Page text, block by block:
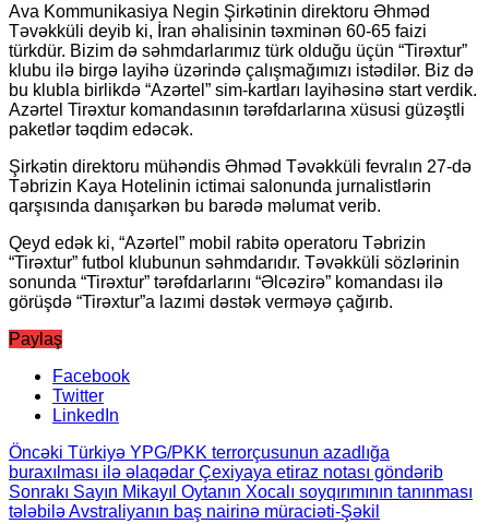
Ava Kommunikasiya Negin Şirkətinin direktoru Əhməd
Təvəkküli deyib ki, İran əhalisinin təxminən 60-65 faizi
türkdür. Bizim də səhmdarlarımız türk olduğu üçün “Tirəxtur”
klubu ilə birgə layihə üzərində çalışmağımızı istədilər. Biz də
bu klubla birlikdə “Azərtel” sim-kartları layihəsinə start verdik.
Azərtel Tirəxtur komandasının tərəfdarlarına xüsusi güzəştli
paketlər təqdim edəcək.
Şirkətin direktoru mühəndis Əhməd Təvəkküli fevralın 27-də
Təbrizin Kaya Hotelinin ictimai salonunda jurnalistlərin
qarşısında danışarkən bu barədə məlumat verib.
Qeyd edək ki, “Azərtel” mobil rabitə operatoru Təbrizin
“Tirəxtur” futbol klubunun səhmdarıdır. Təvəkküli sözlərinin
sonunda “Tirəxtur” tərəfdarlarını “Əlcəzirə” komandası ilə
görüşdə “Tirəxtur”a lazımi dəstək verməyə çağırıb.
Paylaş
Facebook
Twitter
LinkedIn
Öncəki Türkiyə YPG/PKK terrorçusunun azadlığa
buraxılması ilə əlaqədar Çexiyaya etiraz notası göndərib
Sonrakı Sayın Mikayıl Oytanın Xocalı soyqırımının tanınması
tələbilə Avstraliyanın baş nairinə müraciəti-Şəkil